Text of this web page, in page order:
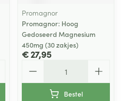
Promagnor
Promagnor: Hoog
Gedoseerd Magnesium
450mg (30 zakjes)
€ 27,95
Bestel